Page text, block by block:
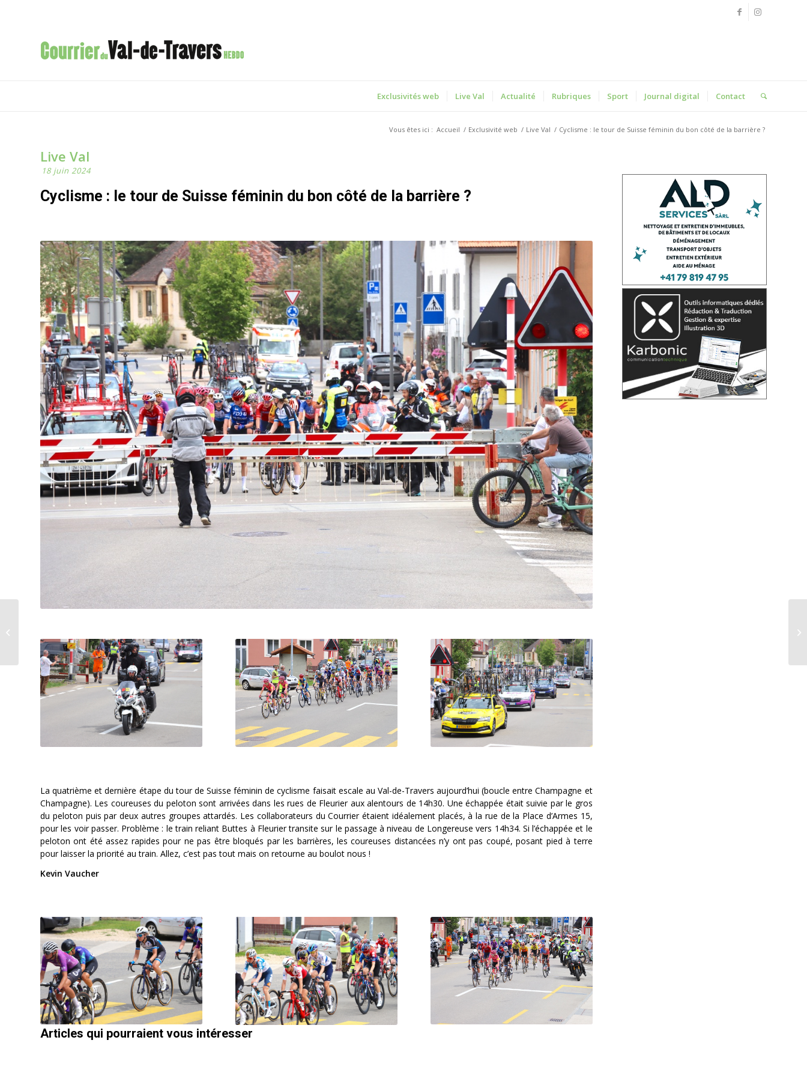
Exclusivités web Live Val Actualité Rubriques Sport Journal digital Contact
Vous êtes ici : Accueil / Exclusivité web / Live Val / Cyclisme : le tour de Suisse féminin du bon côté de la barrière ?
Live Val
18 juin 2024
Cyclisme : le tour de Suisse féminin du bon côté de la barrière ?
La quatrième et dernière étape du tour de Suisse féminin de cyclisme faisait escale au Val-de-Travers aujourd’hui (boucle entre Champagne et
Champagne). Les coureuses du peloton sont arrivées dans les rues de Fleurier aux alentours de 14h30. Une échappée était suivie par le gros
du peloton puis par deux autres groupes attardés. Les collaborateurs du Courrier étaient idéalement placés, à la rue de la Place d’Armes 15,
pour les voir passer. Problème : le train reliant Buttes à Fleurier transite sur le passage à niveau de Longereuse vers 14h34. Si l’échappée et le
peloton ont été assez rapides pour ne pas être bloqués par les barrières, les coureuses distancées n’y ont pas coupé, posant pied à terre
pour laisser la priorité au train. Allez, c’est pas tout mais on retourne au boulot nous !
Kevin Vaucher
Articles qui pourraient vous intéresser
histoire sur une
promotion en 4e
ligue...